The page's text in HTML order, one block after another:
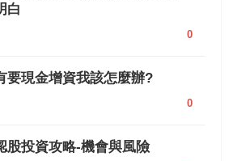
白
0
要現金增資我該怎麼辦?
0
股投資攻略-機會與風險